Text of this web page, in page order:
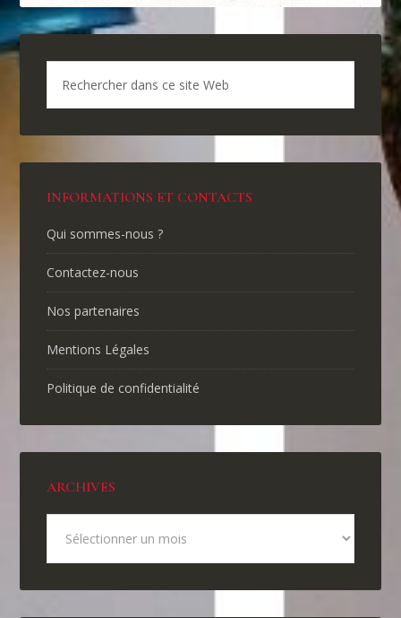
INFORMATIONS ET CONTACTS
Qui sommes-nous ?
Contactez-nous
Nos partenaires
Mentions Légales
Politique de confidentialité
ARCHIVES